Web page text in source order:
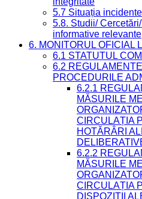
5.7 Situația
5.8. Studii/
informative relevante
6. MONITORUL OFICIAL
6.1 STATUTUL
6.2
PROCEDURILE
6.2.1
MĂSURILE
CIRCULAȚIA
HOTĂRÂRI
6.2.2
MĂSURILE
CIRCULAȚIA
DISPOZIȚII